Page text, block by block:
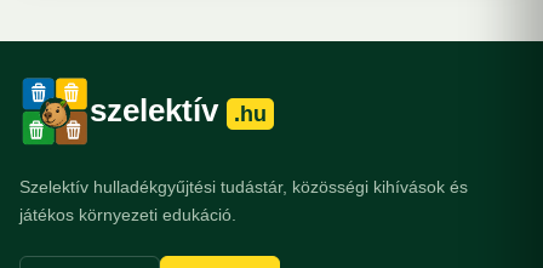
szelektív .hu
Szelektív hulladékgyűjtési tudástár, közösségi kihívások és
játékos környezeti edukáció.